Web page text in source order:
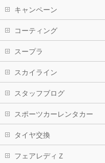
キャンペーン
コーティング
スープラ
スカイライン
スタッフブログ
スポーツカーレンタカー
タイヤ交換
フェアレディＺ